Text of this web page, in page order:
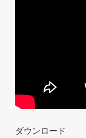
ダウンロード